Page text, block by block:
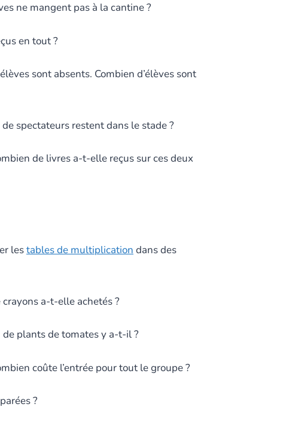
ne mangent pas à la cantine ?
en tout ?
sont absents. Combien d’élèves sont
spectateurs restent dans le stade ?
de livres a-t-elle reçus sur ces deux
lestables de multiplication dans des
a-t-elle achetés ?
plants de tomates y a-t-il ?
coûte l’entrée pour tout le groupe ?
?